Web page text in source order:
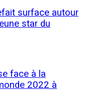
surface autour
star du
face à la
2022 à